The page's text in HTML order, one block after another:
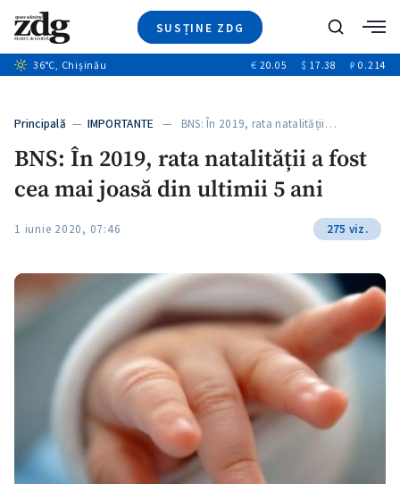
SUSȚINE ZDG
Ştiri
+11
Special
Blog
Caută
36°C, Chișinău € 20.05 $ 17.38 ₽ 0.214
Principală — IMPORTANTE — BNS: În 2019, rata natalității…
BNS: În 2019, rata natalității a fost
cea mai joasă din ultimii 5 ani
1 iunie 2020, 07:46 275 viz.